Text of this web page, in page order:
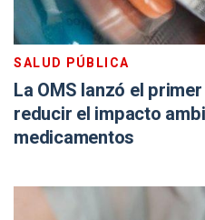
SALUD PÚBLICA
La OMS lanzó el
reducir el impacto
medicamentos